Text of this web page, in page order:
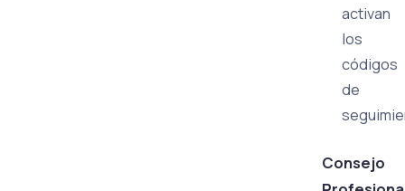
activan
los
códigos
de
Consejo